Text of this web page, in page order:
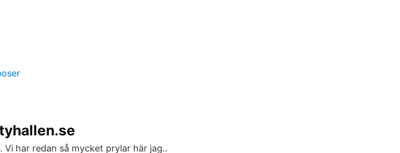
har redan så mycket prylar här jag..